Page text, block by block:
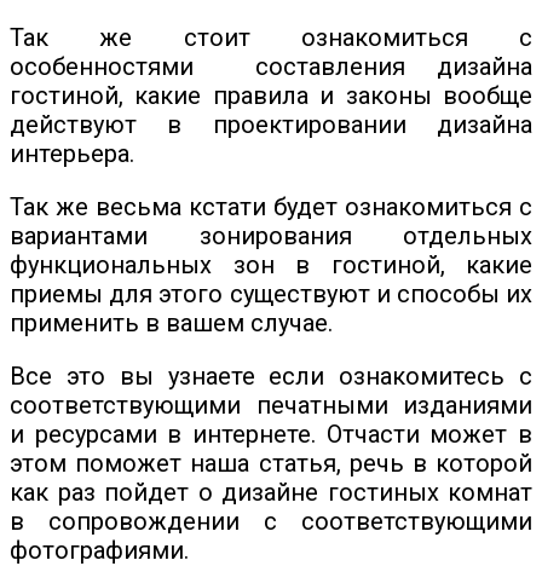
Так же стоит ознакомиться с
особенностями составления дизайна
гостиной, какие правила и законы вообще
действуют в проектировании дизайна
интерьера.
Так же весьма кстати будет ознакомиться с
вариантами зонирования отдельных
функциональных зон в гостиной, какие
приемы для этого существуют и способы их
применить в вашем случае.
Все это вы узнаете если ознакомитесь с
соответствующими печатными изданиями
и ресурсами в интернете. Отчасти может в
этом поможет наша статья, речь в которой
как раз пойдет о дизайне гостиных комнат
в сопровождении с соответствующими
фотографиями.